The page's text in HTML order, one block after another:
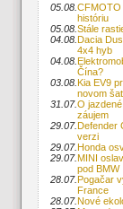
05.08.
históriu
05.08.Stále
04.08.Dacia
4x4 hyb
04.08.
Čína?
03.08.Kia EV9
novom
31.07.O
záujem
29.07.Defender
verzi
29.07.Honda
29.07.MINI
pod BMW
28.07.Pogačar
France
28.07.Nové